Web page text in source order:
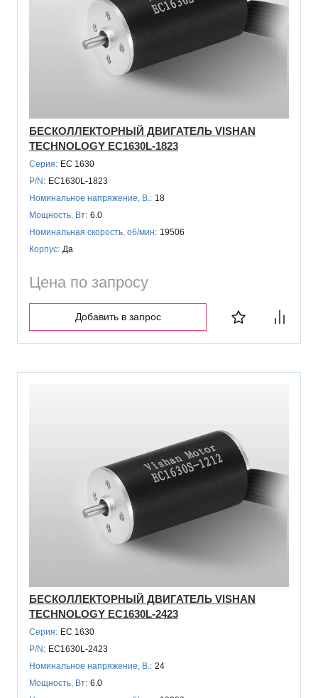
БЕСКОЛЛЕКТОРНЫЙ ДВИГАТЕЛЬ VISHAN
TECHNOLOGY EC1630L-1823
Серия: EC 1630
P/N: EC1630L-1823
Номинальное напряжение, В.: 18
Мощность, Вт: 6.0
Номинальная скорость, об/мин: 19506
Корпус: Да
Цена по запросу
Добавить в запрос
БЕСКОЛЛЕКТОРНЫЙ ДВИГАТЕЛЬ VISHAN
TECHNOLOGY EC1630L-2423
Серия: EC 1630
P/N: EC1630L-2423
Номинальное напряжение, В.: 24
Мощность, Вт: 6.0